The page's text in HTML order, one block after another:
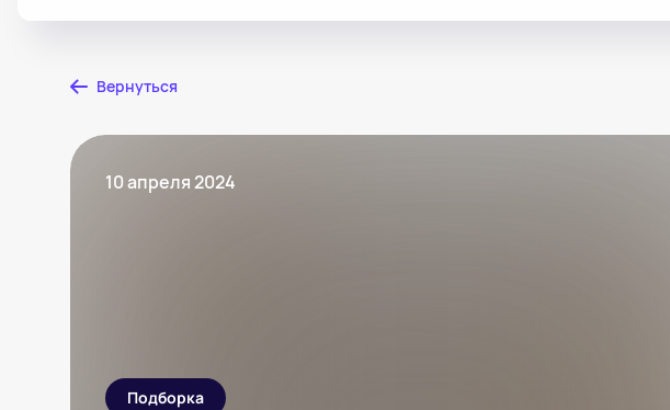
Вернуться
10 апреля 2024
Подборка